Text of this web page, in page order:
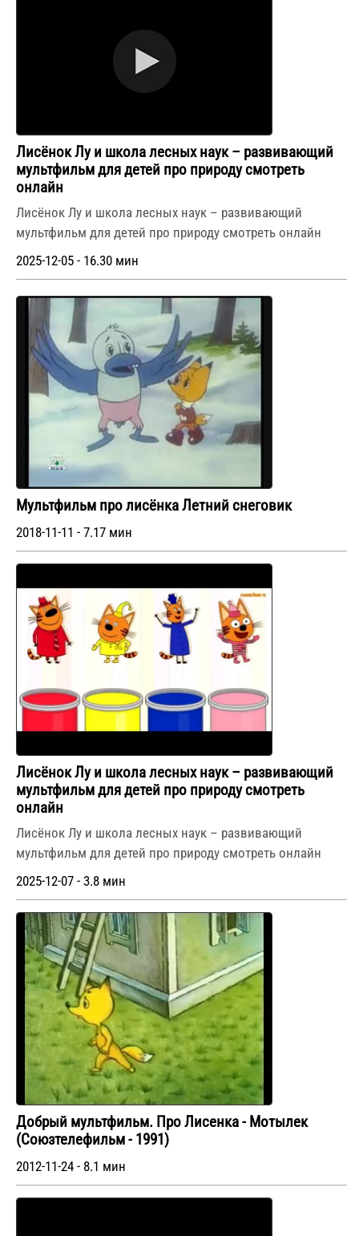
Лисёнок Лу и школа лесных наук – развивающий
мультфильм для детей про природу смотреть
онлайн
Лисёнок Лу и школа лесных наук – развивающий
мультфильм для детей про природу смотреть онлайн
2025-12-05 - 16.30 мин
Мультфильм про лисёнка Летний снеговик
2018-11-11 - 7.17 мин
Лисёнок Лу и школа лесных наук – развивающий
мультфильм для детей про природу смотреть
онлайн
Лисёнок Лу и школа лесных наук – развивающий
мультфильм для детей про природу смотреть онлайн
2025-12-07 - 3.8 мин
Добрый мультфильм. Про Лисенка - Мотылек
(Союзтелефильм - 1991)
2012-11-24 - 8.1 мин